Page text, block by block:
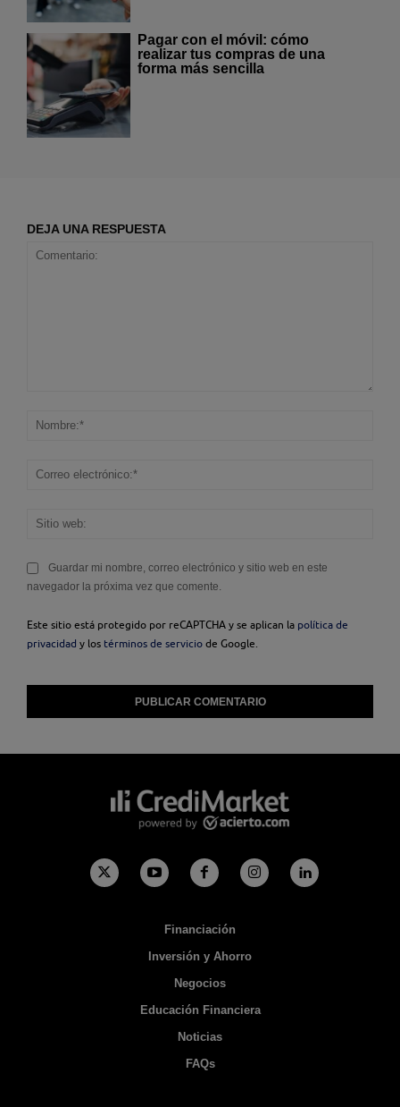
Pagar con el móvil: cómo
realizar tus compras de una
forma más sencilla
DEJA UNA RESPUESTA
Guardar mi nombre, correo electrónico y sitio web en este
navegador la próxima vez que comente.
Este sitio está protegido por reCAPTCHA y se aplican la política de
privacidad y los términos de servicio de Google.
Financiación
Inversión y Ahorro
Negocios
Educación Financiera
Noticias
FAQs